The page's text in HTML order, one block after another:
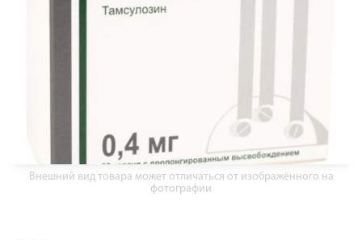
Внешний вид товара может отличаться от изображённого на
фотографии